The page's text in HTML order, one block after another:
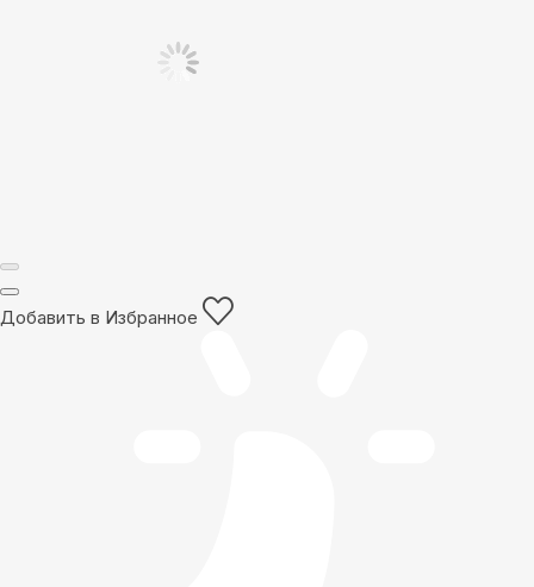
Добавить в Избранное